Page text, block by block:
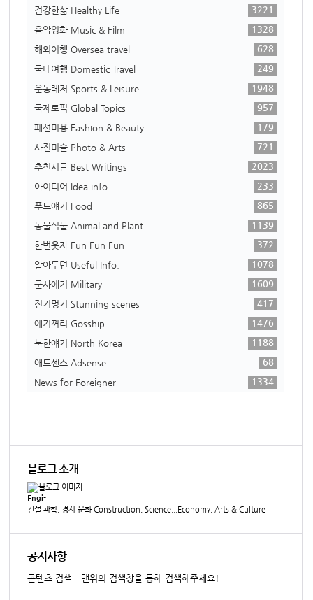
건강한삶 Healthy Life
3221
음악영화 Music & Film
1328
해외여행 Oversea travel
628
국내여행 Domestic Travel
249
운동레저 Sports & Leisure
1948
국제토픽 Global Topics
957
패션미용 Fashion & Beauty
179
사진미술 Photo & Arts
721
추천시글 Best Writings
2023
아이디어 Idea info.
233
푸드얘기 Food
865
동물식물 Animal and Plant
1139
한번웃자 Fun Fun Fun
372
알아두면 Useful Info.
1078
군사얘기 Military
1609
진기명기 Stunning scenes
417
얘기꺼리 Gosship
1476
북한얘기 North Korea
1188
애드센스 Adsense
68
News for Foreigner
1334
블로그 소개
Engi-
건설 과학, 경제 문화 Construction, Science...Economy, Arts & Culture
공지사항
콘텐츠 검색 - 맨위의 검색창을 통해 검색해주세요!